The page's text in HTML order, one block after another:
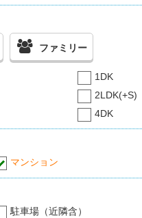
ファミリー
1DK
2LDK(+S)
4DK
マンション
駐車場（近隣含）